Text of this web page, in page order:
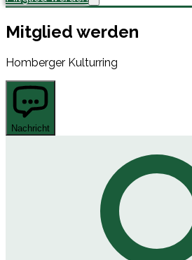
Mitglied werden
Homberger Kulturring
Nachricht